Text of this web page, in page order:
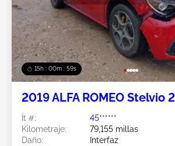
15h : 00m : 56s
2019 ALFA ROMEO Stelvio
Ít #:
45******
Kilometraje:
79,155 millas
Daño:
Interfaz